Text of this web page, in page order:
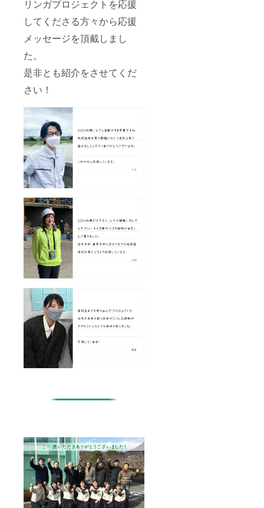
リンガプロジェクトを応援
してくださる方々から応援
メッセージを頂戴しまし
た。
是非とも紹介をさせてくだ
さい！